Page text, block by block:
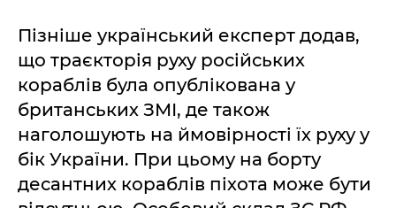
Пізніше український експерт додав,
що траєкторія руху російських
кораблів була опублікована у
британських ЗМІ, де також
наголошують на ймовірності їх руху у
бік України. При цьому на борту
десантних кораблів піхота може бути